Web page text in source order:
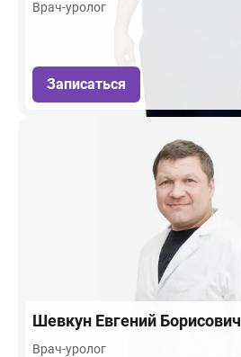
Врач-уролог
Записаться
Шевкун Евгений Борисович
Врач-уролог